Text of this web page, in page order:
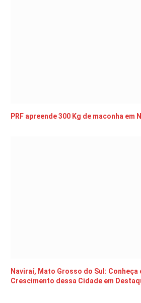
PRF apreende 300 Kg de maconha em
Naviraí, Mato Grosso do Sul: Conheça
Crescimento dessa Cidade em